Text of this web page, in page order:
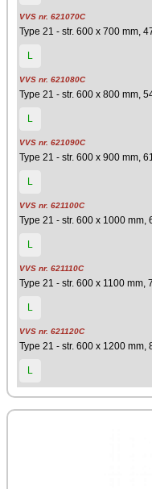
VVS nr. 621070C
Type 21 - str. 600 x 700 mm,
L
VVS nr. 621080C
Type 21 - str. 600 x 800 mm,
L
VVS nr. 621090C
Type 21 - str. 600 x 900 mm,
L
VVS nr. 621100C
Type 21 - str. 600 x 1000 mm,
L
VVS nr. 621110C
Type 21 - str. 600 x 1100 mm,
L
VVS nr. 621120C
Type 21 - str. 600 x 1200 mm,
L